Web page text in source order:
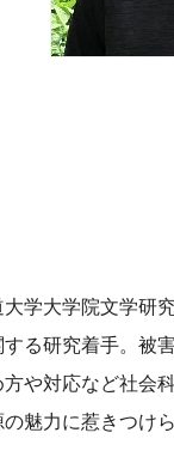
学大学院文学研
る研究着手。被
や対応など社会
魅力に惹きつけら